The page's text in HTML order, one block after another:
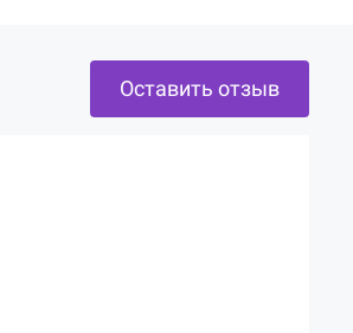
Оставить отзыв